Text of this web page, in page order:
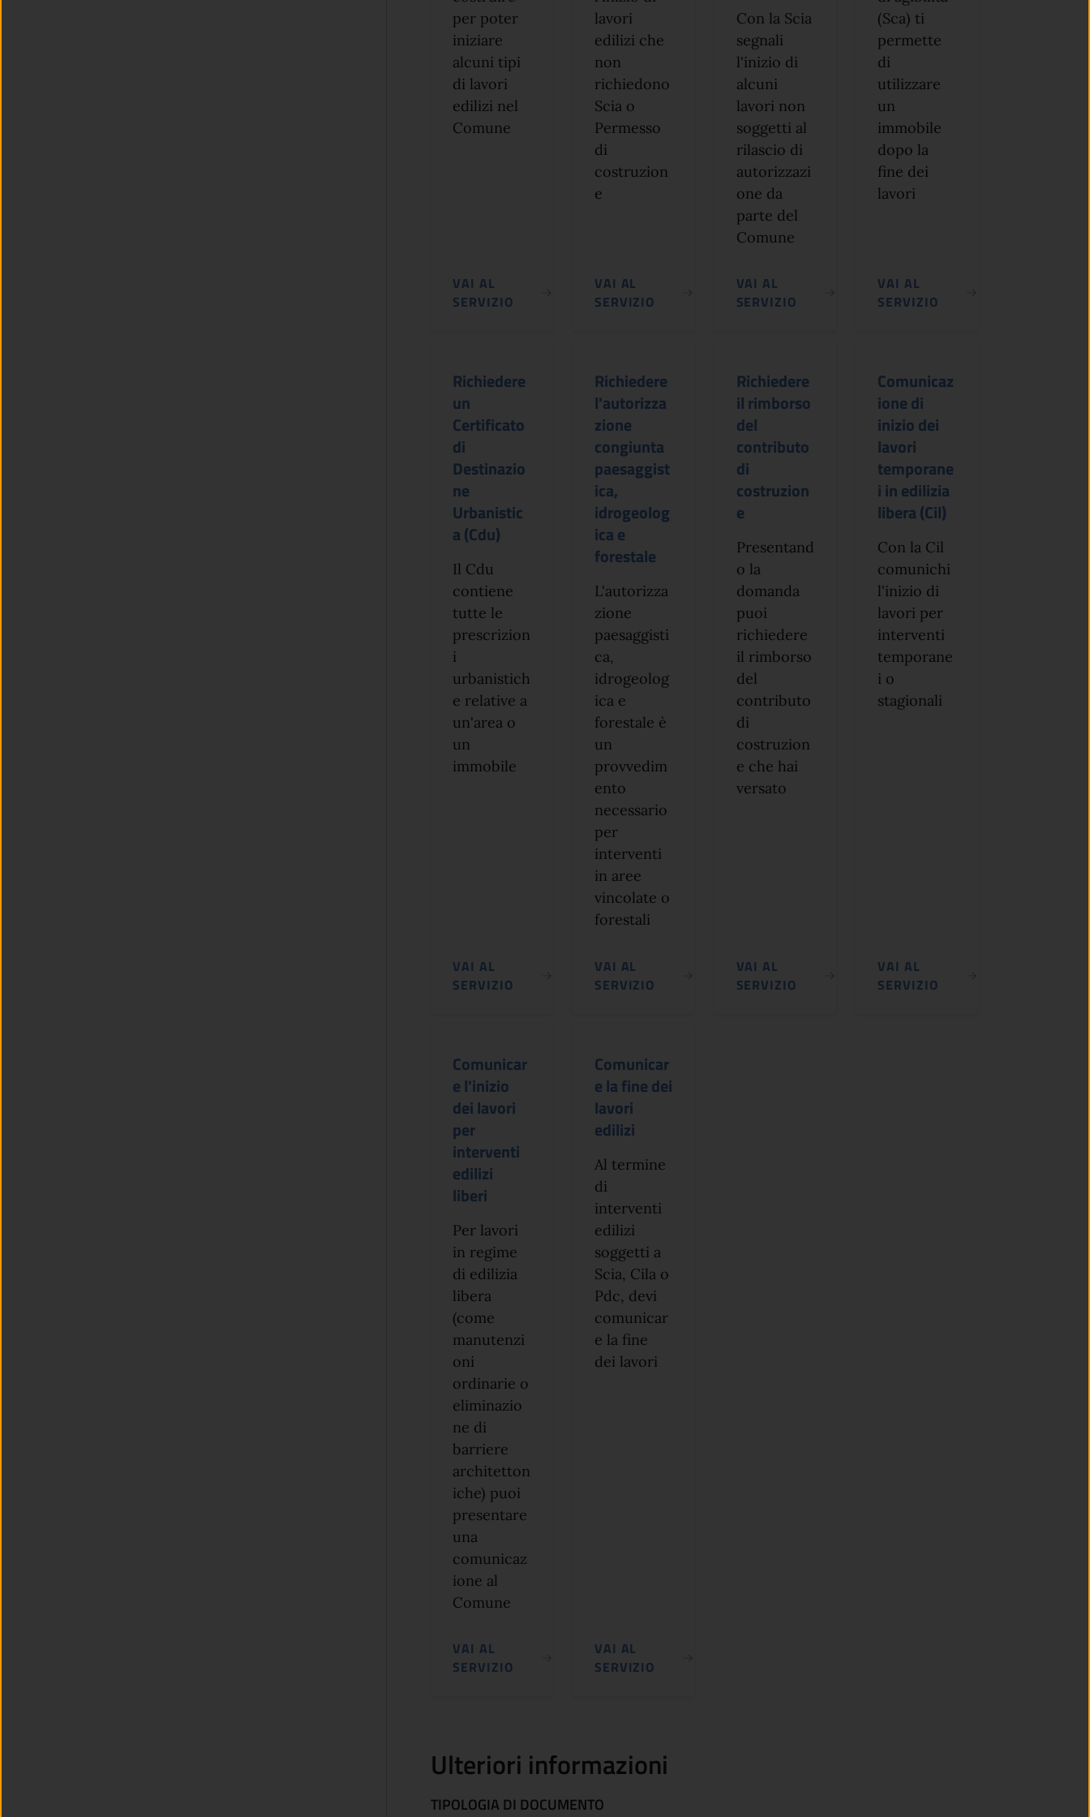
per poter
iniziare
alcuni tipi
di lavori
edilizi nel
Comune
VAI AL
SERVIZIO
lavori
edilizi che
non
richiedono
Scia o
Permesso
di
costruzion
e
VAI AL
SERVIZIO
Con la Scia
segnali
l'inizio di
alcuni
lavori non
soggetti al
rilascio di
autorizzazi
one da
parte del
Comune
VAI AL
SERVIZIO
(Sca) ti
permette
di
utilizzare
un
immobile
dopo la
fine dei
lavori
VAI AL
SERVIZIO
Richiedere
un
Certificato
di
Destinazio
ne
Urbanistic
a (Cdu)
Il Cdu
contiene
tutte le
prescrizion
i
urbanistich
e relative a
un'area o
un
immobile
VAI AL
SERVIZIO
Richiedere
l'autorizza
zione
congiunta
paesaggist
ica,
idrogeolog
ica e
forestale
L'autorizza
zione
paesaggisti
ca,
idrogeolog
ica e
forestale è
un
provvedim
ento
necessario
per
interventi
in aree
vincolate o
forestali
VAI AL
SERVIZIO
Richiedere
il rimborso
del
contributo
di
costruzion
e
Presentand
o la
domanda
puoi
richiedere
il rimborso
del
contributo
di
costruzion
e che hai
versato
VAI AL
SERVIZIO
Comunicaz
ione di
inizio dei
lavori
temporane
i in edilizia
libera (Cil)
Con la Cil
comunichi
l'inizio di
lavori per
interventi
temporane
i o
stagionali
VAI AL
SERVIZIO
Comunicar
e l'inizio
dei lavori
per
interventi
edilizi
liberi
Per lavori
in regime
di edilizia
libera
(come
manutenzi
oni
ordinarie o
eliminazio
ne di
barriere
architetton
iche) puoi
presentare
una
comunicaz
ione al
Comune
VAI AL
SERVIZIO
Comunicar
e la fine dei
lavori
edilizi
Al termine
di
interventi
edilizi
soggetti a
Scia, Cila o
Pdc, devi
comunicar
e la fine
dei lavori
VAI AL
SERVIZIO
Ulteriori informazioni
TIPOLOGIA DI DOCUMENTO